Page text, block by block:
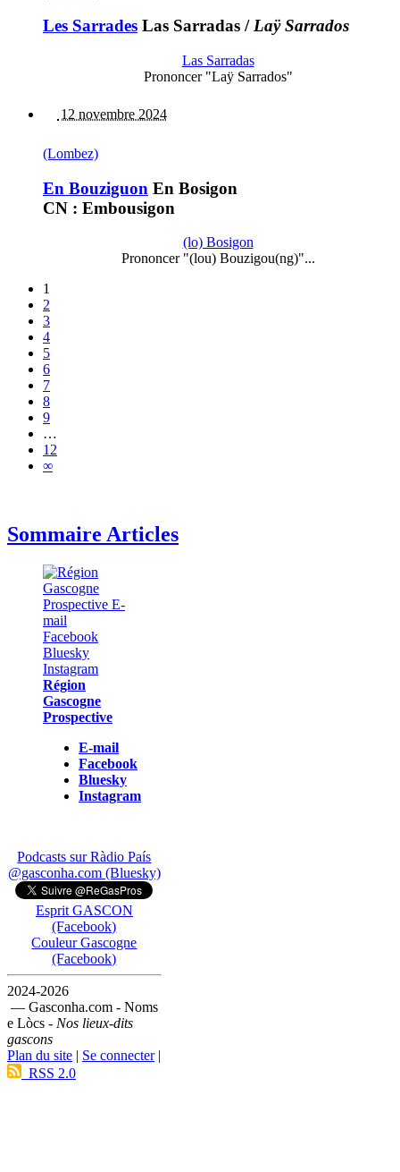
Les Sarrades Las Sarradas /Laÿ Sarrados
Las Sarradas
Prononcer "Laÿ Sarrados"
12 novembre 2024
(Lombez)
En Bouziguon En Bosigon
CN : Embousigon
(lo) Bosigon
Prononcer "(lou) Bouzigou(ng)"...
1
2
3
4
5
6
7
8
9
…
12
∞
Sommaire Articles
Région
Gascogne
Prospective
E-mail
Facebook
Bluesky
Instagram
Podcasts sur Ràdio País
@gasconha.com (Bluesky)
Esprit GASCON
(Facebook)
Couleur Gascogne
(Facebook)
2024-2026
— Gasconha.com - Noms
e Lòcs - Nos lieux-dits
gascons
Plan du site | Se connecter|
RSS 2.0